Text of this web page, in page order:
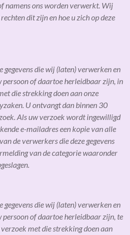
namens ons worden verwerkt. Wij
dit zijn en hoe u zich op deze
die wij (laten) verwerken en
persoon of daartoe herleidbaar zijn, in
die strekking doen aan onze
U ontvangt dan binnen 30
Als uw verzoek wordt ingewilligd
e-mailadres een kopie van alle
de verwerkers die deze gegevens
van de categorie waaronder
die wij (laten) verwerken en
persoon of daartoe herleidbaar zijn, te
met die strekking doen aan